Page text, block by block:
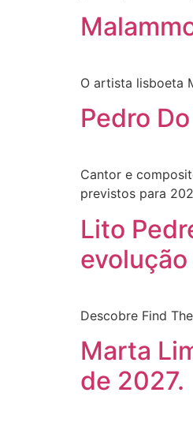
O artista lisboeta
Pedro
Cantor e
previstos para
Lito
Descobre Find
Marta
de 2027.